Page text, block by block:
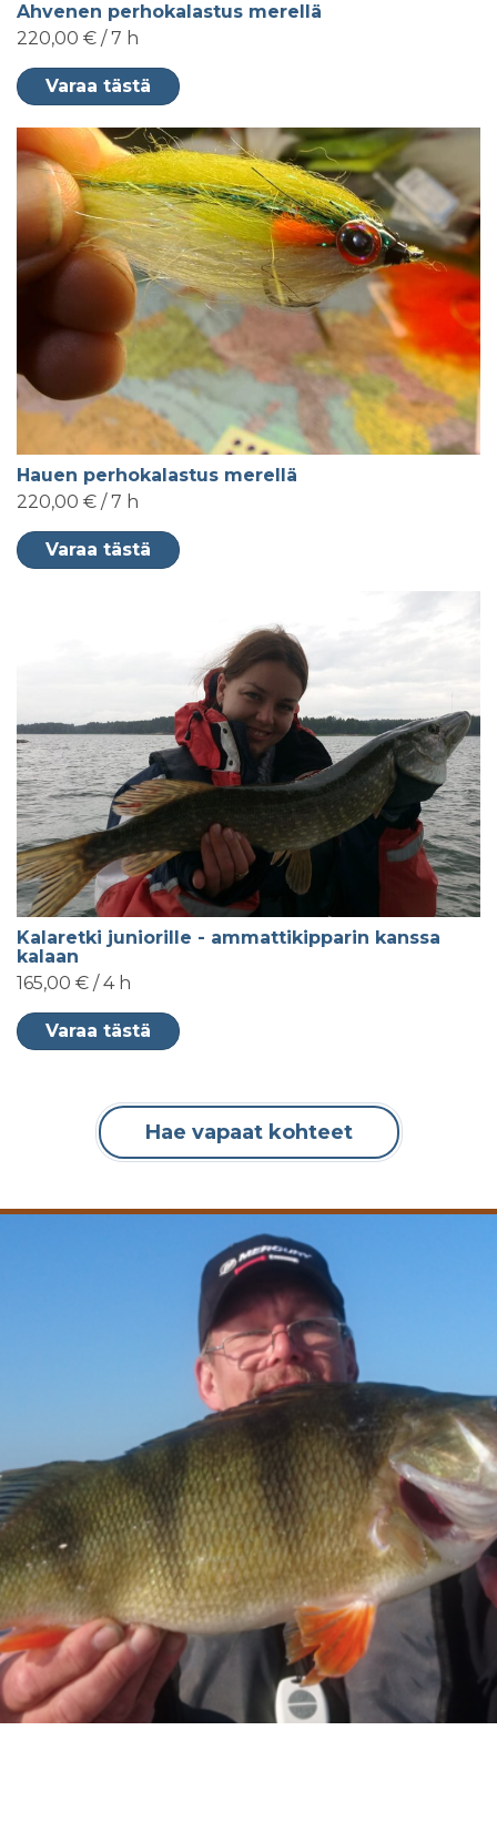
Ahvenen perhokalastus merellä
220,00 € / 7 h
Varaa tästä
Hauen perhokalastus merellä
220,00 € / 7 h
Varaa tästä
Kalaretki juniorille - ammattikipparin kanssa
kalaan
165,00 € / 4 h
Varaa tästä
Hae vapaat kohteet